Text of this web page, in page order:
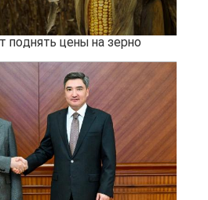
поднять цены на зерно